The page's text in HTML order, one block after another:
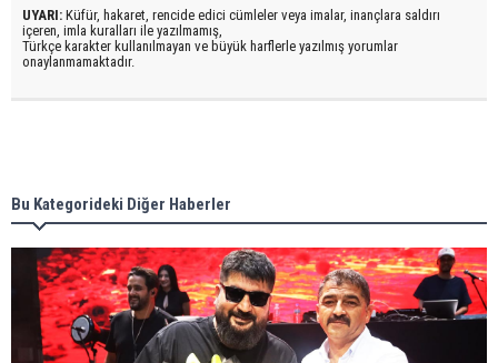
UYARI: Küfür, hakaret, rencide edici cümleler veya imalar, inançlara saldırı
içeren, imla kuralları ile yazılmamış,
Türkçe karakter kullanılmayan ve büyük harflerle yazılmış yorumlar
onaylanmamaktadır.
Bu Kategorideki Diğer Haberler